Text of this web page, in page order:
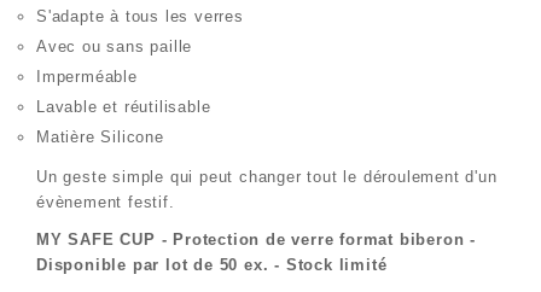
S'adapte à tous les verres
Avec ou sans paille
Imperméable
Lavable et réutilisable
Matière Silicone
Un geste simple qui peut changer tout le déroulement d'un
évènement festif.
MY SAFE CUP - Protection de verre format biberon -
Disponible par lot de 50 ex. - Stock limité